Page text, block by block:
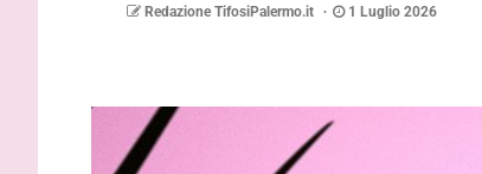
Redazione TifosiPalermo.it 1 Luglio 2026